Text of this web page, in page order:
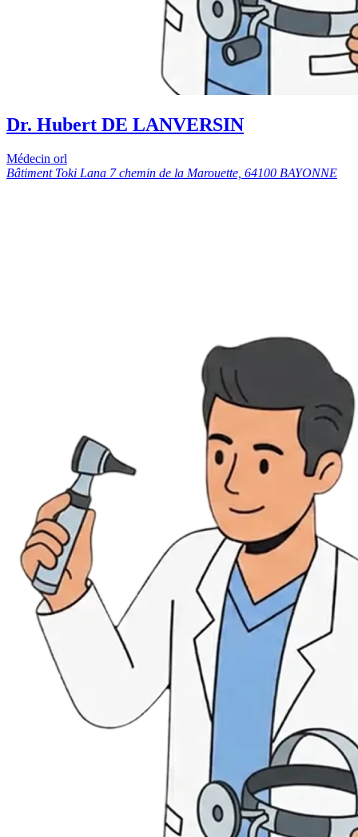
Dr. Hubert DE LANVERSIN
Médecin orl
Bâtiment Toki Lana 7 chemin de la Marouette, 64100 BAYONNE